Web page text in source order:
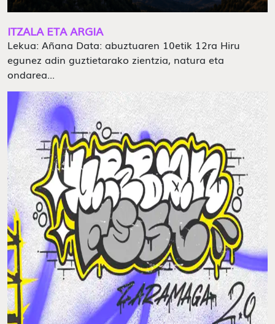
ITZALA ETA ARGIA
Lekua: Añana Data: abuztuaren 10etik 12ra Hiru
egunez adin guztietarako zientzia, natura eta
ondarea...